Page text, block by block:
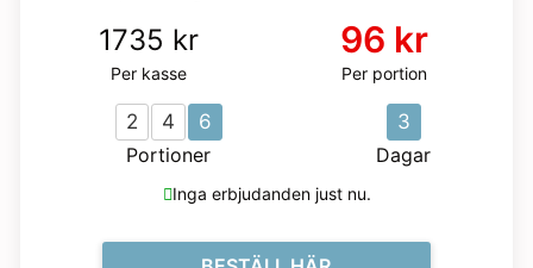
1735 kr
Per kasse
96 kr
Per portion
2 4
6
Portioner
3
Dagar
Inga erbjudanden just nu.